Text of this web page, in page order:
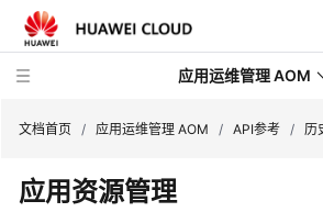
应用运维管理 AOM
最
文档首页 / 应用运维管理 AOM / API参考 / 历
应用资源管理